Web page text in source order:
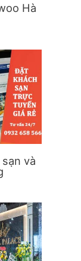
Hà
và